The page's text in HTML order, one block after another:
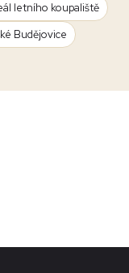
letního koupaliště
Budějovice